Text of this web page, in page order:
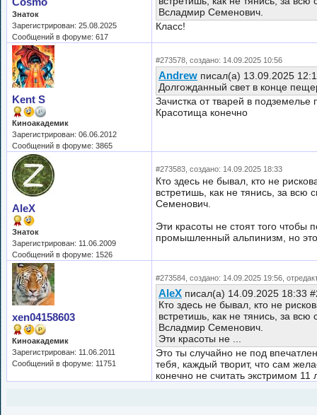
Знаток
Зарегистрирован: 25.08.2025
Сообщений в форуме: 617
Всладмир Семенович.
Класс!
Kent S
Киноакадемик
Зарегистрирован: 06.06.2012
Сообщений в форуме: 3865
#273578, создано: 14.09.2025 10:56
Andrew писал(а) 13.09.2025
Долгожданный свет в конце
Зачистка от тварей в
Красотища конечно
AleX
Знаток
Зарегистрирован: 11.06.2009
Сообщений в форуме: 1526
#273583, создано: 14.09.2025 18:33
Кто здесь не бывал, кто не
встретишь, как не тянись, за
Семенович.
Эти красоты не стоят того чтобы
промышленный альпинизм, но
xen04158603
Киноакадемик
Зарегистрирован: 11.06.2011
Сообщений в форуме: 11751
#273584, создано: 14.09.2025 19:56,
AleX писал(а) 14.09.2025 18:33
Кто здесь не бывал, кто не
встретишь, как не тянись, за
Всладмир Семенович.
Эти красоты не ...
Это ты случайно не под
тебя, каждый творит, что сам
конечно не считать экстримом